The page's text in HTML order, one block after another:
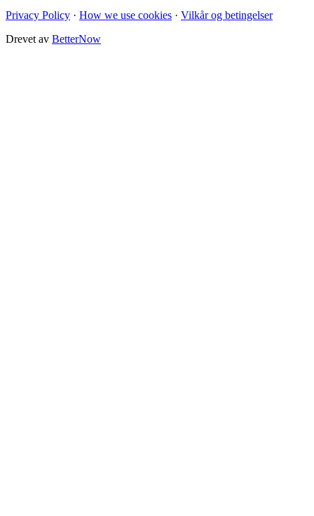
Privacy Policy · How we use cookies · Vilkår og betingelser
Drevet av BetterNow